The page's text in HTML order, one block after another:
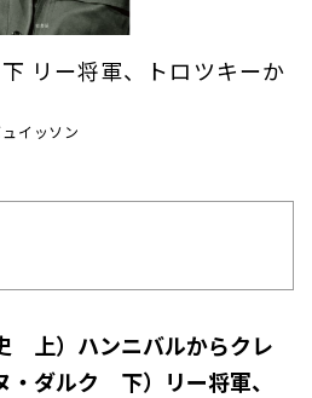
リー将軍、トロツキーか
イッソン
上）ハンニバルからクレ
・ダルク 下）リー将軍、